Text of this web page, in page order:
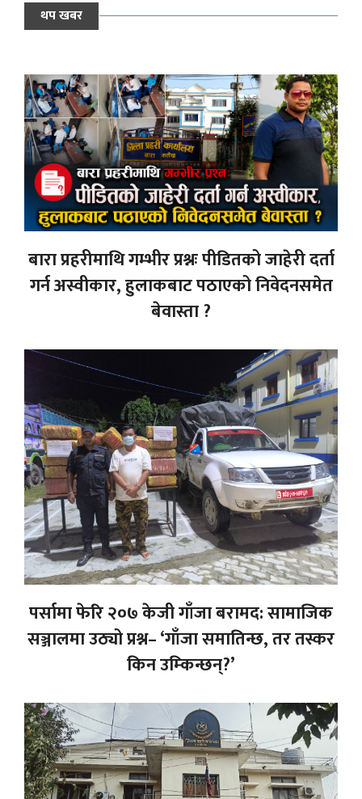
थप खबर
बारा प्रहरीमाथि गम्भीर प्रश्नः पीडितको जाहेरी दर्ता
गर्न अस्वीकार, हुलाकबाट पठाएको निवेदनसमेत
बेवास्ता ?
पर्सामा फेरि २०७ केजी गाँजा बरामद: सामाजिक
सञ्जालमा उठ्यो प्रश्न– ‘गाँजा समातिन्छ, तर तस्कर
किन उम्किन्छन्?’